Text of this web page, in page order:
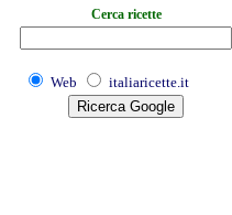
Cerca ricette
Web italiaricette.it